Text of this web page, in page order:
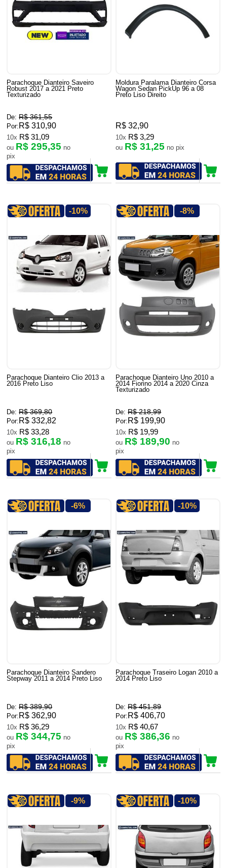
Parachoque Dianteiro Saveiro
Robust 2017 a 2021 Preto
Texturizado
De: R$ 361,55
Por: R$ 310,90
10x R$ 31,09
ou R$ 295,35 no
pix
Moldura Paralama Dianteiro Corsa
Wagon Sedan PickUp 96 a 08
Preto Liso Direito
R$ 32,90
10x R$ 3,29
ou R$ 31,25 no pix
-10%
Parachoque Dianteiro Clio 2013 a
2016 Preto Liso
De: R$ 369,80
Por: R$ 332,82
10x R$ 33,28
ou R$ 316,18 no
pix
-8%
Parachoque Dianteiro Uno 2010 a
2014 Fiorino 2014 a 2020 Cinza
Texturizado
De: R$ 218,99
Por: R$ 199,90
10x R$ 19,99
ou R$ 189,90 no
pix
-6%
Parachoque Dianteiro Sandero
Stepway 2011 a 2014 Preto Liso
De: R$ 389,90
Por: R$ 362,90
10x R$ 36,29
ou R$ 344,75 no
pix
-10%
Parachoque Traseiro Logan 2010 a
2014 Preto Liso
De: R$ 451,89
Por: R$ 406,70
10x R$ 40,67
ou R$ 386,36 no
pix
-9% -10%